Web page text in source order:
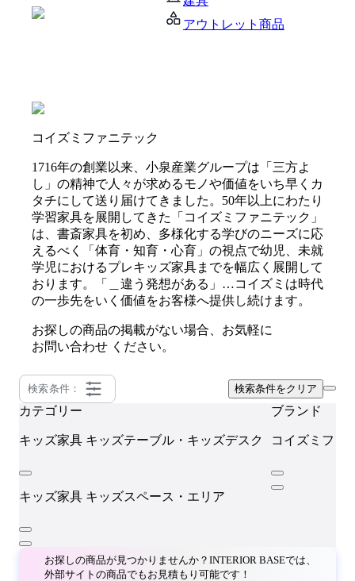
アウトレット商品
コイズミファニテック
1716年の創業以来、小泉産業グループは「三方よ
し」の精神で人々が求めるモノや価値をいち早くカ
タチにして送り届けてきました。50年以上にわたり
学習家具を展開してきた「コイズミファニテック」
は、書斎家具を初め、多様化する学びのニーズに応
えるべく「体育・知育・心育」の視点で幼児、未就
学児におけるプレキッズ家具までを幅広く展開して
おります。「＿違う発想がある」…コイズミは時代
の一歩先をいく価値をお客様へ提供し続けます。
お探しの商品の掲載がない場合、お気軽に
お問い合わせ ください。
検索条件： 検索条件をクリア
カテゴリー
キッズ家具 キッズテーブル・キッズデスク
キッズ家具 キッズスペース・エリア
ブランド
コイズミファ
お探しの商品が見つかりませんか？INTERIOR BASEでは、
外部サイトの商品でもお見積もり可能です！